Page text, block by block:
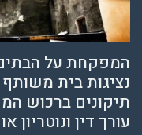
המפקחת על
נציגות בית
תיקונים ברכוש
עורך דין ונוטריון